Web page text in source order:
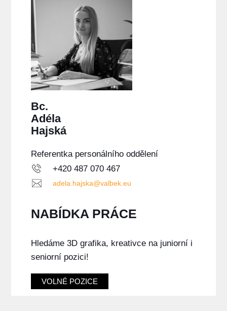
Bc.
Adéla
Hajská
Referentka personálního oddělení
+420 487 070 467
adela.hajska@valbek.eu
NABÍDKA PRÁCE
Hledáme 3D grafika, kreativce na juniorní i
seniorní pozici!
VOLNÉ POZICE